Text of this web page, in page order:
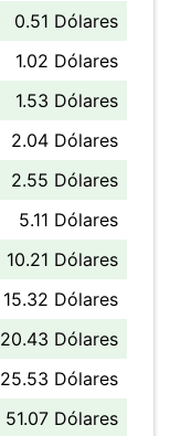
0.51 Dólares
1.02 Dólares
1.53 Dólares
2.04 Dólares
2.55 Dólares
5.11 Dólares
10.21 Dólares
15.32 Dólares
20.43 Dólares
25.53 Dólares
51.07 Dólares